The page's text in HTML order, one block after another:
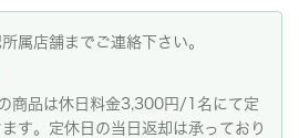
属店舗までご連絡下さい。
品は休日料金3,300円/1名にて定
す。定休日の当日返却は承っており